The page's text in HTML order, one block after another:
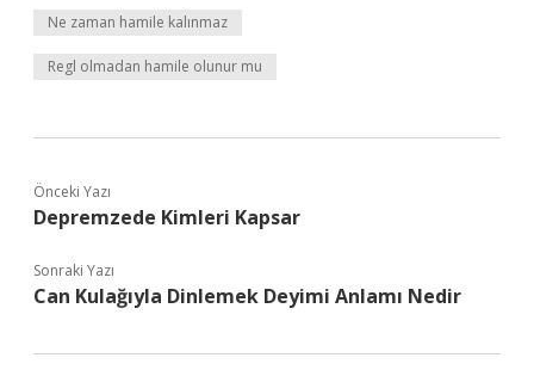
Ne zaman hamile kalınmaz
Regl olmadan hamile olunur mu
Önceki Yazı
Depremzede Kimleri Kapsar
Sonraki Yazı
Can Kulağıyla Dinlemek Deyimi Anlamı Nedir